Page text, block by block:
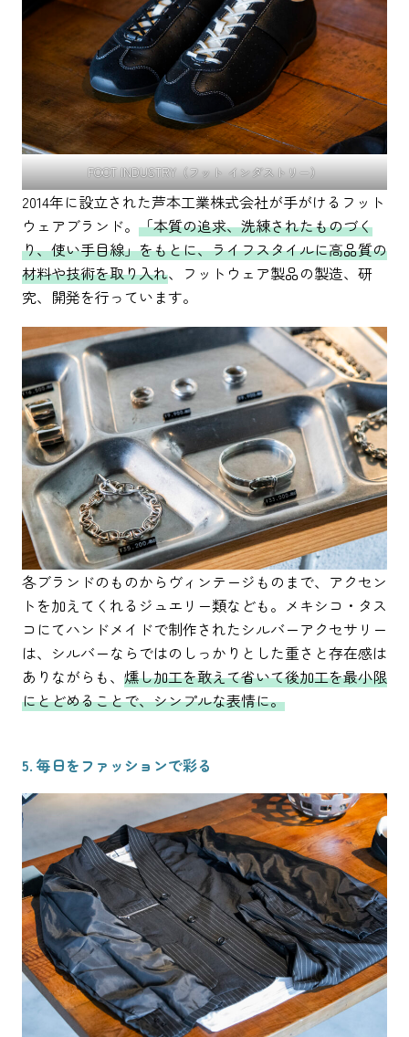
FOOT INDUSTRY（フット インダストリー）
2014年に設立された芦本工業株式会社が手がけるフット
ウェアブランド。 「本質の追求、洗練されたものづく
り、使い手目線」をもとに、ライフスタイルに高品質の
材料や技術を取り入れ、フットウェア製品の製造、研
究、開発を行っています。
各ブランドのものからヴィンテージものまで、アクセン
トを加えてくれるジュエリー類なども。メキシコ・タス
コにてハンドメイドで制作されたシルバーアクセサリー
は、シルバーならではのしっかりとした重さと存在感は
ありながらも、 燻し加工を敢えて省いて後加工を最小限
にとどめることで、シンプルな表情に。
5. 毎日をファッションで彩る